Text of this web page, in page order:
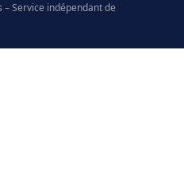
Service indépendant de